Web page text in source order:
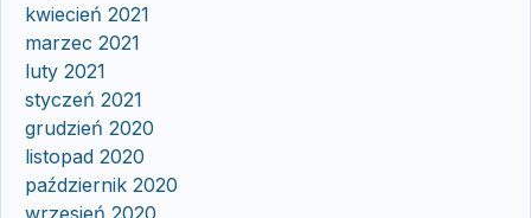
kwiecień 2021
marzec 2021
luty 2021
styczeń 2021
grudzień 2020
listopad 2020
październik 2020
wrzesień 2020